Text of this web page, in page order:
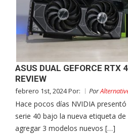
ASUS DUAL GEFORCE RTX
REVIEW
febrero 1st, 2024 Por: Por
Hace pocos días NVIDIA presentó
serie 40 bajo la nueva etiqueta de
agregar 3 modelos nuevos […]